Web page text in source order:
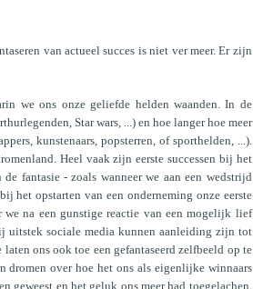
van actueel succes is niet ver meer. Er zijn
we ons onze geliefde helden waanden. In de
Star wars, ...) en hoe langer hoe meer
kunstenaars, popsterren, of sporthelden, ...).
Heel vaak zijn eerste successen bij het
fantasie - zoals wanneer we aan een wedstrijd
het opstarten van een onderneming onze eerste
we na een gunstige reactie van een mogelijk lief
uitstek sociale media kunnen aanleiding zijn tot
ons ook toe een gefantaseerd zelfbeeld op te
over hoe het ons als eigenlijke winnaars
geweest en het geluk ons meer had toegelachen.